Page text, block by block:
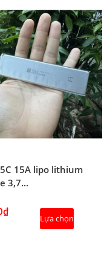
15A lipo lithium
3,7...
Lựa chọn